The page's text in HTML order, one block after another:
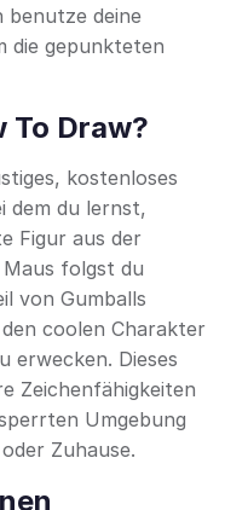
benutze deine
die gepunkteten
To Draw?
kostenloses
dem du lernst,
Figur aus der
folgst du
von Gumballs
coolen Charakter
Dieses
Zeichenfähigkeiten
Umgebung
Zuhause.